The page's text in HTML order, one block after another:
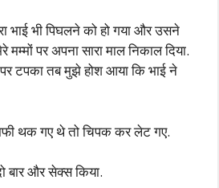
भाई भी पिघलने को हो गया और उसने
पर अपना सारा माल निकाल दिया.
टपका तब मुझे होश आया कि भाई ने
थक गए थे तो चिपक कर लेट गए.
बार और सेक्स किया.